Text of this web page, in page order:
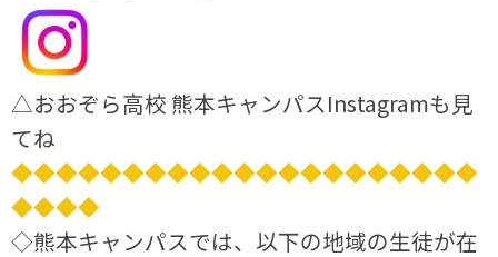
△おおぞら高校 熊本キャンパスInstagramも見
てね
◆◆◆◆◆◆◆◆◆◆◆◆◆◆◆◆◆◆◆◆◆
◆◆◆◆
◇熊本キャンパスでは、以下の地域の生徒が在